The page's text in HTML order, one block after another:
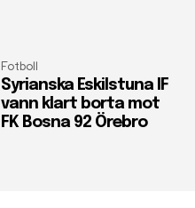
Fotboll
Syrianska Eskilstuna IF
vann klart borta mot
FK Bosna 92 Örebro